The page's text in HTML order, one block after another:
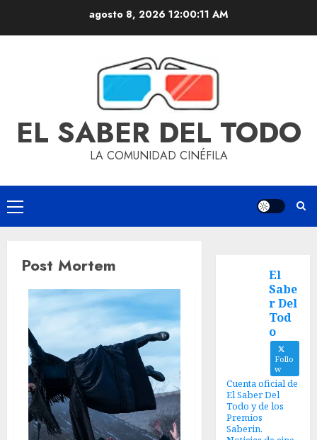
agosto 8, 2026 12:00:11 AM
EL SABER DEL TODO
LA COMUNIDAD CINÉFILA
Post Mortem
El
Sabe
r Del
Tod
o
Follo
w
Cuenta oficial de
El Saber Del
Todo y de los
Premios
Saberin.